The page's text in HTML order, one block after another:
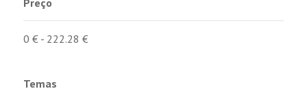
0 €- 222.28 €
Temas